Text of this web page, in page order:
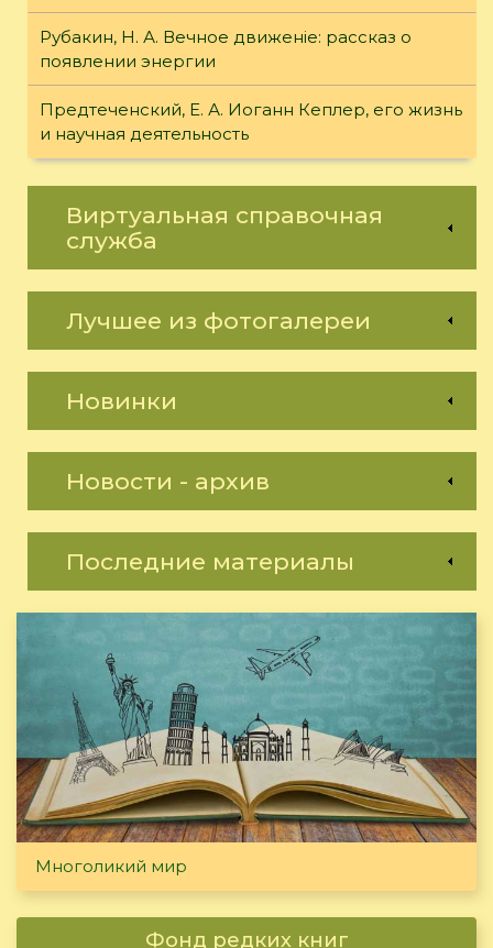
Рубакин, Н. А. Вечное движенiе: рассказ о
появлении энергии
Предтеченский, Е. А. Иоганн Кеплер, его жизнь
и научная деятельность
Виртуальная справочная
служба
Лучшее из фотогалереи
Новинки
Новости - архив
Последние материалы
Многоликий мир
Фонд редких книг